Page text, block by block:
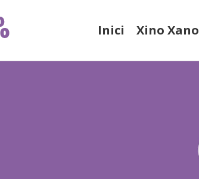
Inici Xino Xano